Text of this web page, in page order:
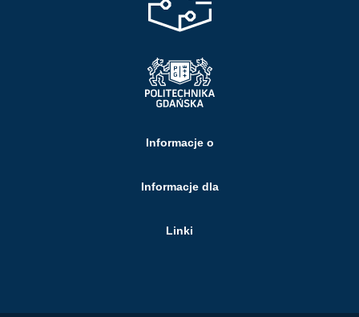
Informacje o
Informacje dla
Linki